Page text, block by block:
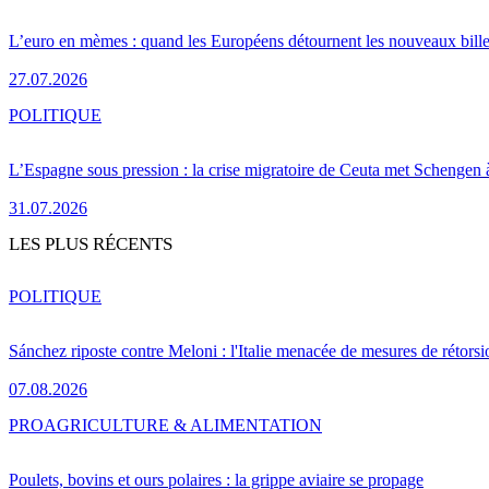
L’euro en mèmes : quand les Européens détournent les nouveaux
27.07.2026
L’Espagne sous pression : la crise migratoire de Ceuta met Schengen
31.07.2026
POLITIQUE
LES PLUS RÉCENTS
Sánchez riposte contre Meloni : l'Italie menacée de mesures de
07.08.2026
POLITIQUE
Poulets, bovins et ours polaires : la grippe aviaire se propage
PROAGRICULTURE & ALIMENTATION